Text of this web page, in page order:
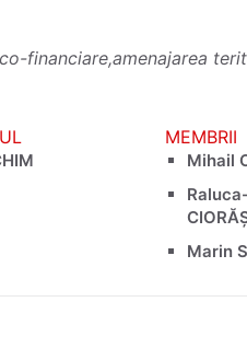
financiare,amenajarea
MEMBRII
Mihail
Marin